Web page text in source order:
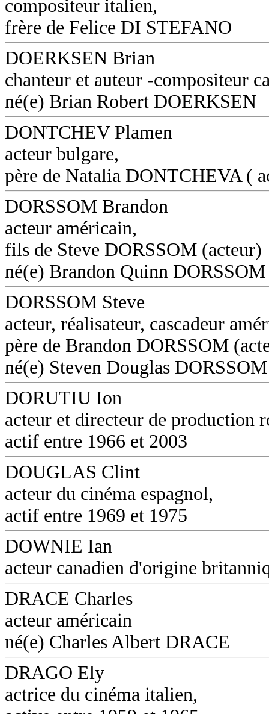
compositeur italien,
frère de Felice DI STEFANO
DOERKSEN Brian
chanteur et auteur -compositeur
né(e) Brian Robert DOERKSEN
DONTCHEV Plamen
acteur bulgare,
père de Natalia DONTCHEVA (
DORSSOM Brandon
acteur américain,
fils de Steve DORSSOM (acteur)
né(e) Brandon Quinn DORSSOM
DORSSOM Steve
acteur, réalisateur, cascadeur
père de Brandon DORSSOM
né(e) Steven Douglas DORSSOM
DORUTIU Ion
acteur et directeur de production
actif entre 1966 et 2003
DOUGLAS Clint
acteur du cinéma espagnol,
actif entre 1969 et 1975
DOWNIE Ian
acteur canadien d'origine
DRACE Charles
acteur américain
né(e) Charles Albert DRACE
DRAGO Ely
actrice du cinéma italien,